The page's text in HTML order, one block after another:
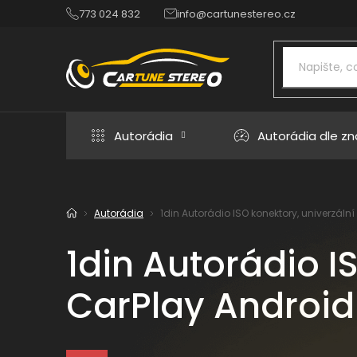
773 024 832 info@cartunestereo.cz
Autorádia Autorádia dle
DomůAutorádia 1din Autorádio ISO konektory,
1din Autorádio
CarPlay